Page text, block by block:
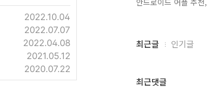
2022.10.04
2022.07.07
2022.04.08
2021.05.12
2020.07.22
최
과
최근글 인기글
최근댓글